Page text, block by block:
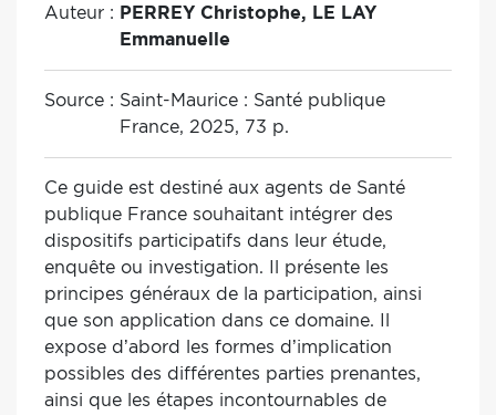
Auteur : PERREY Christophe, LE LAY
Emmanuelle
Source : Saint-Maurice : Santé publique
France, 2025, 73 p.
Ce guide est destiné aux agents de Santé
publique France souhaitant intégrer des
dispositifs participatifs dans leur étude,
enquête ou investigation. Il présente les
principes généraux de la participation, ainsi
que son application dans ce domaine. Il
expose d’abord les formes d’implication
possibles des différentes parties prenantes,
ainsi que les étapes incontournables de